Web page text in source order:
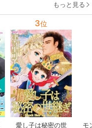
サラ･ウッド/流
水凛子
もっと見る
3位
愛し子は秘密の世
モ